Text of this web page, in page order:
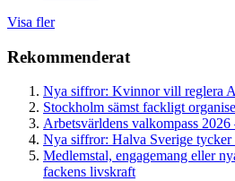
Visa fler
Rekommenderat
Nya siffror: Kvinnor vill reglera
Stockholm sämst fackligt
Arbetsvärldens valkompass
Nya siffror: Halva Sverige tycker
Medlemstal, engagemang eller
fackens livskraft